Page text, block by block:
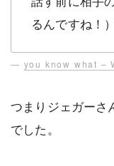
るんですね！
— you know what –
つまりジェガーさ
でした。